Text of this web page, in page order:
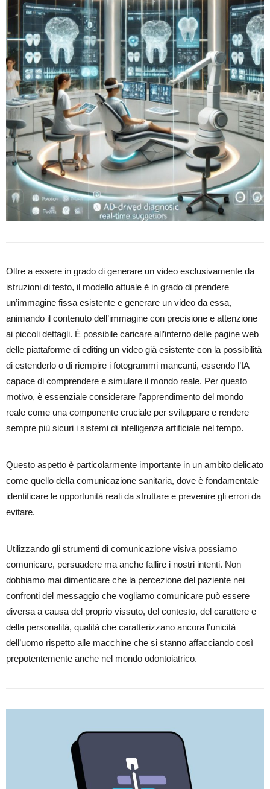
Oltre a essere in grado di generare un video esclusivamente da
istruzioni di testo, il modello attuale è in grado di prendere
un’immagine fissa esistente e generare un video da essa,
animando il contenuto dell’immagine con precisione e attenzione
ai piccoli dettagli. È possibile caricare all’interno delle pagine web
delle piattaforme di editing un video già esistente con la possibilità
di estenderlo o di riempire i fotogrammi mancanti, essendo l’IA
capace di comprendere e simulare il mondo reale. Per questo
motivo, è essenziale considerare l’apprendimento del mondo
reale come una componente cruciale per sviluppare e rendere
sempre più sicuri i sistemi di intelligenza artificiale nel tempo.
Questo aspetto è particolarmente importante in un ambito delicato
come quello della comunicazione sanitaria, dove è fondamentale
identificare le opportunità reali da sfruttare e prevenire gli errori da
evitare.
Utilizzando gli strumenti di comunicazione visiva possiamo
comunicare, persuadere ma anche fallire i nostri intenti. Non
dobbiamo mai dimenticare che la percezione del paziente nei
confronti del messaggio che vogliamo comunicare può essere
diversa a causa del proprio vissuto, del contesto, del carattere e
della personalità, qualità che caratterizzano ancora l’unicità
dell’uomo rispetto alle macchine che si stanno affacciando così
prepotentemente anche nel mondo odontoiatrico.